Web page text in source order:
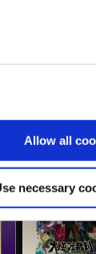
Allow all
necessary
【単曲】逆転
オリジナル...